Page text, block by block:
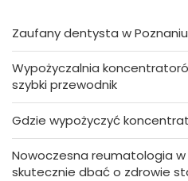
Zaufany dentysta w
Wypożyczalnia
szybki przewodnik
Gdzie wypożyczyć
Nowoczesna reumatologia w
skutecznie dbać o zdrowie